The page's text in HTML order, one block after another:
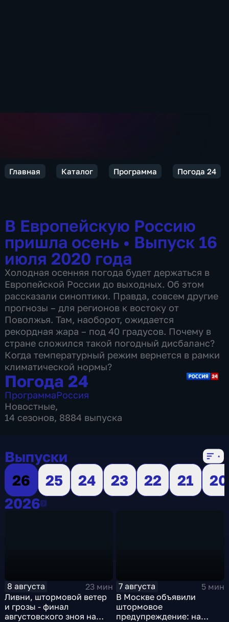
Главная Каталог Программа Погода 24
В Европейскую Россию
пришла осень • Выпуск 16
июля 2020 года
Холодная осенняя погода будет держаться в
Европейской России до выходных. Об этом
рассказали синоптики. Правда, совсем другие
прогнозы – для регионов к востоку от
Поволжья. Там, наоборот, ожидается
рекордная жара – под 40 градусов. Почему в
стране сложился такой погодный дисбаланс?
Когда температурный режим вернется в рамки
климатической нормы?
Погода 24
ПрограммаРоссия
Новостные,
14 сезонов, 8884 выпуска
Выпуски
26
25 24 23 22 21
20
20262026
8 августа
23 мин
Ливни, штормовой ветер
и грозы - финал
августовского зноя на
7 августа
5 мин
В Москве объявили
штормовое
предупреждение: на